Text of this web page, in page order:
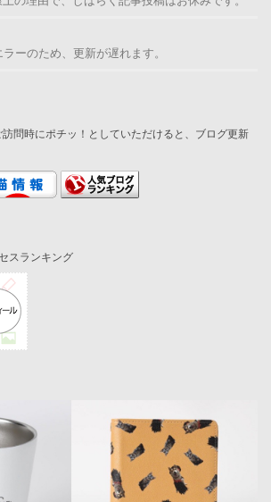
ラーのため、更新が遅れます。
訪問時にポチッ！としていただけると、ブログ更新
スランキング